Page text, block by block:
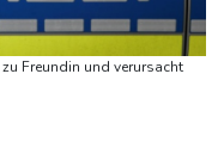
Freundin und verursacht